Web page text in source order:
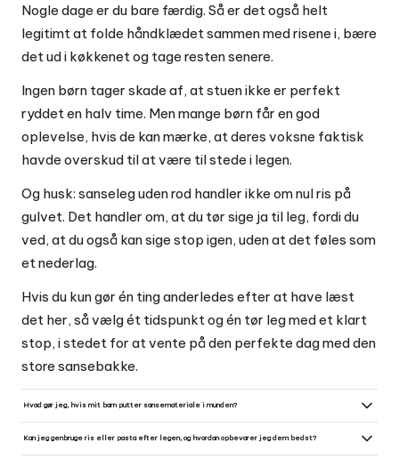
Nogle dage er du bare færdig. Så er det også helt
legitimt at folde håndklædet sammen med risene i, bære
det ud i køkkenet og tage resten senere.
Ingen børn tager skade af, at stuen ikke er perfekt
ryddet en halv time. Men mange børn får en god
oplevelse, hvis de kan mærke, at deres voksne faktisk
havde overskud til at være til stede i legen.
Og husk: sanseleg uden rod handler ikke om nul ris på
gulvet. Det handler om, at du tør sige ja til leg, fordi du
ved, at du også kan sige stop igen, uden at det føles som
et nederlag.
Hvis du kun gør én ting anderledes efter at have læst
det her, så vælg ét tidspunkt og én tør leg med et klart
stop, i stedet for at vente på den perfekte dag med den
store sansebakke.
Hvad gør jeg, hvis mit barn putter sansemateriale i munden?
i munden, tag det roligt væk, skyl mund og hænder, og vurder om der er behov for lægehjælp (fx ved skarpe dele
Kan jeg genbruge ris eller pasta efter legen, og hvordan opbevarer jeg dem bedst?